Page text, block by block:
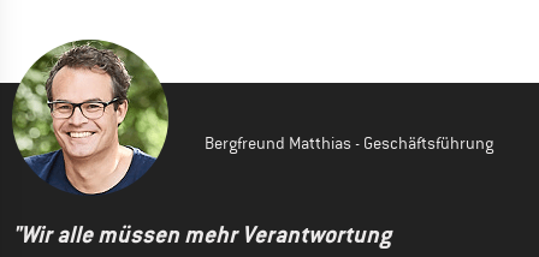
Bergfreund Matthias - Geschäftsführung
"Wir alle müssen mehr Verantwortung